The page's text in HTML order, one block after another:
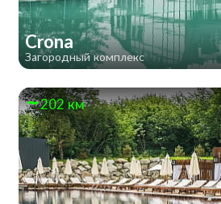
Crona
Загородный комплекс
202 км